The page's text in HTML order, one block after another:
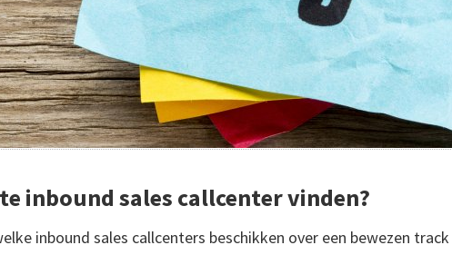
inbound sales callcenter vinden?
inbound sales callcenters beschikken over een bewezen